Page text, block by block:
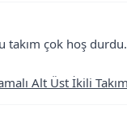
çok hoş
Alt Üst İkili Takım